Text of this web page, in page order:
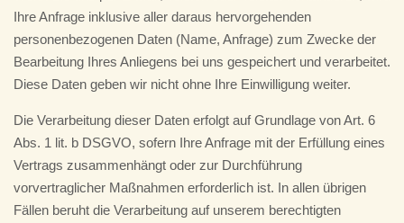
Ihre Anfrage inklusive aller daraus hervorgehenden
personenbezogenen Daten (Name, Anfrage) zum Zwecke der
Bearbeitung Ihres Anliegens bei uns gespeichert und verarbeitet.
Diese Daten geben wir nicht ohne Ihre Einwilligung weiter.
Die Verarbeitung dieser Daten erfolgt auf Grundlage von Art. 6
Abs. 1 lit. b DSGVO, sofern Ihre Anfrage mit der Erfüllung eines
Vertrags zusammenhängt oder zur Durchführung
vorvertraglicher Maßnahmen erforderlich ist. In allen übrigen
Fällen beruht die Verarbeitung auf unserem berechtigten